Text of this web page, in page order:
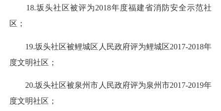
18.坂头社区被评为2018年度福建省消防安全示范社
区；
19.坂头社区被鲤城区人民政府评为鲤城区2017-2018年
度文明社区；
20.坂头社区被泉州市人民政府评为泉州市2017-2019年
度文明社区；